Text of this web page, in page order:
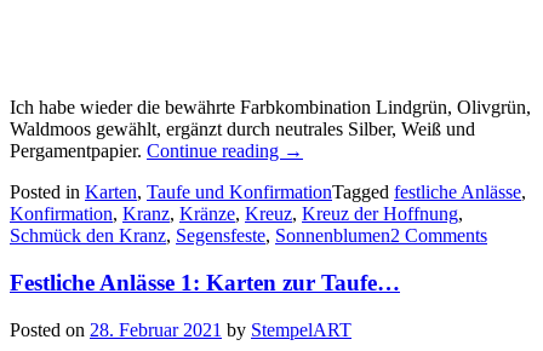
Ich habe wieder die bewährte Farbkombination Lindgrün, Olivgrün,
Waldmoos gewählt, ergänzt durch neutrales Silber, Weiß und
Pergamentpapier. Continue reading „Festliche
3:
Karten
zur
→
Posted in Karten, Taufe und KonfirmationTagged festliche Anlässe,
Konfirmation, Kranz, Kränze, Kreuz, Kreuz der Hoffnung,
Schmück den Kranz, Segensfeste, Sonnenblumen2 Comments
Festliche Anlässe 1: Karten zur Taufe…
Posted on 28. Februar 2021 by StempelART